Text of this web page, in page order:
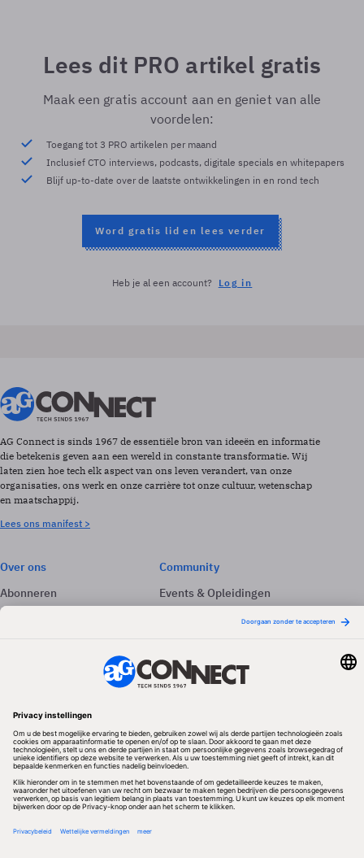
Lees dit PRO artikel gratis
Maak een gratis account aan en geniet van alle
voordelen:
Toegang tot 3 PRO artikelen per maand
Inclusief CTO interviews, podcasts, digitale specials en whitepapers
Blijf up-to-date over de laatste ontwikkelingen in en rond tech
Word gratis lid en lees verder
Heb je al een account? Log in
AG Connect is sinds 1967 de essentiële bron van ideeën en informatie
die betekenis geven aan een wereld in constante transformatie. Wij
laten zien hoe tech elk aspect van ons leven verandert, van onze
organisaties, ons werk en onze carrière tot onze cultuur, wetenschap
en maatschappij.
Lees ons manifest >
Over ons
Abonneren
Adverteren
Community
Events & Opleidingen
Nieuwsbrieven
Volg ons
Redactionele partner